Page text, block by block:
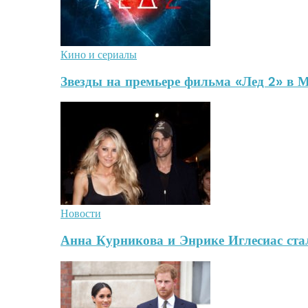
Кино и сериалы
Звезды на премьере фильма «Лед 2» в
Новости
Анна Курникова и Энрике Иглесиас